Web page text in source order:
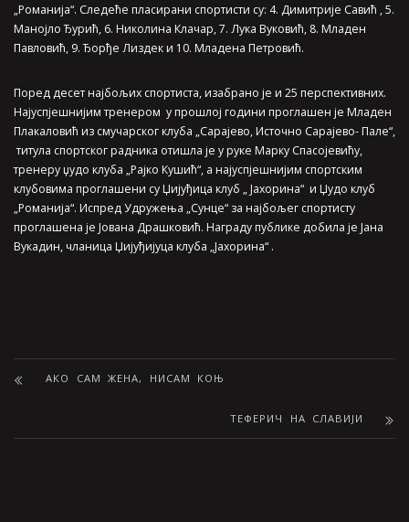
„Романија“. Следеће пласирани спортисти су: 4. Димитрије Савић , 5.
Манојло Ђурић, 6. Николина Клачар, 7. Лука Вуковић, 8. Младен
Павловић, 9. Ђорђе Лиздек и 10. Младена Петровић.
Поред десет најбољих спортиста, изабрано је и 25 перспективних.
Најуспјешнијим тренером у прошлој години проглашен је Младен
Плакаловић из смучарског клуба „Сарајево, Источно Сарајево- Пале“,
титула спортског радника отишла је у руке Марку Спасојевићу,
тренеру џудо клуба „Рајко Кушић“, а најуспјешнијим спортским
клубовима проглашени су Џијуђица клуб „ Јахорина“ и Џудо клуб
„Романија“. Испред Удружења „Сунце“ за најбољег спортисту
проглашена је Јована Драшковић. Награду публике добила је Јана
Вукадин, чланица Џијуђијуца клуба „Јахорина“ .
АКО САМ ЖЕНА, НИСАМ КОЊ
ТЕФЕРИЧ НА СЛАВИЈИ